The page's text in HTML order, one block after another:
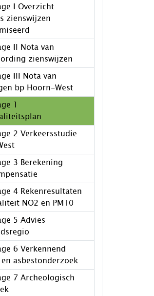
I Overzicht
zienswijzen
II Nota van
zienswijzen
III Nota van
bp Hoorn-West
1
2 Verkeersstudie
3 Berekening
4 Rekenresultaten
NO2 en PM10
5 Advies
6 Verkennend
asbestonderzoek
7 Archeologisch